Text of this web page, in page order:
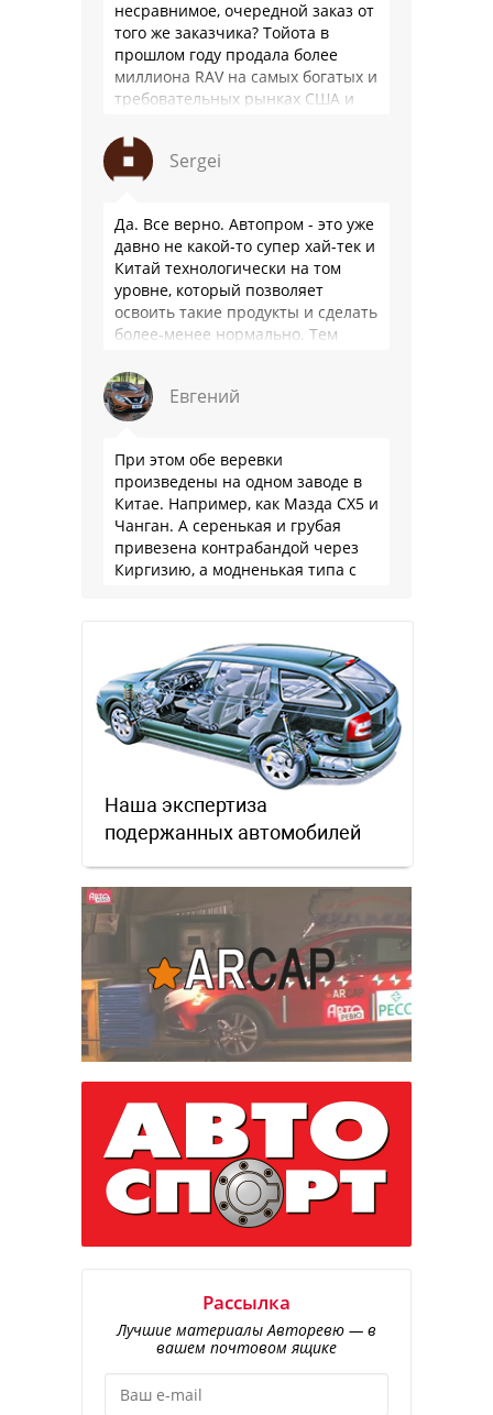
несравнимое, очередной заказ от
того же заказчика? Тойота в
прошлом году продала более
миллиона RAV на самых богатых и
требовательных рынках США и
подтвердив статус …
Sergei
Да. Все верно. Автопром - это уже
давно не какой-то супер хай-тек и
Китай технологически на том
уровне, который позволяет
освоить такие продукты и сделать
более-менее нормально. Тем
Евгений
При этом обе веревки
произведены на одном заводе в
Китае. Например, как Мазда СХ5 и
Чанган. А серенькая и грубая
привезена контрабандой через
Киргизию, а модненькая типа с
Наша экспертиза
подержанных автомобилей
Рассылка
Лучшие материалы Авторевю — в
вашем почтовом ящике